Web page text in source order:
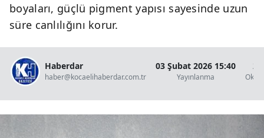
boyaları, güçlü pigment yapısı sayesinde uzun
süre canlılığını korur.
Haberdar
haber@kocaelihaberdar.com.tr
03 Şubat 2026 15:40
Yayınlanma
2